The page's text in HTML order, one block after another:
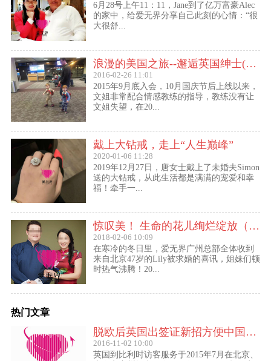
6月28号上午11：11，Jane到了亿万富豪Alec
的家中，给爱无界分享自己此刻的心情：“很
大很舒...
浪漫的美国之旅--邂逅英国绅士(文姐与Kent的见面动态）
2016-02-26 11:01
2015年9月底入会，10月国庆节后上线以来，
文姐非常配合情感教练的指导，教练没有让
文姐失望，在20...
戴上大钻戒，走上“人生巅峰”
2020-01-06 11:28
2019年12月27日，唐女士戴上了未婚夫Simon
送的大钻戒，从此生活都是满满的宠爱和幸
福！牵手一...
惊叹美！ 生命的花儿绚烂绽放（47岁的Lily结婚啦！）
2018-02-06 10:09
在寒冷的冬日里，爱无界广州总部全体收到
来自北京47岁的Lily被求婚的喜讯，姐妹们顿
时热气沸腾！20...
热门文章
脱欧后英国出签证新招方便中国访客进入欧盟
2016-11-02 10:00
英国到比利时访客服务于2015年7月在北京、